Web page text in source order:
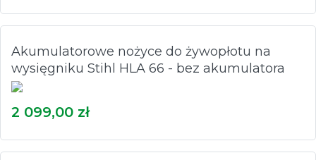
Akumulatorowe nożyce do żywopłotu na
wysięgniku Stihl HLA 66 - bez akumulatora
2 099,00 zł